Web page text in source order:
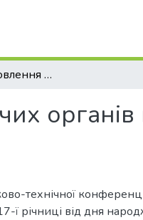
Технологія відновлення дискових робочих органів комбінованого культиватора Väderstad TopDown
технічної
ї річниці від дня